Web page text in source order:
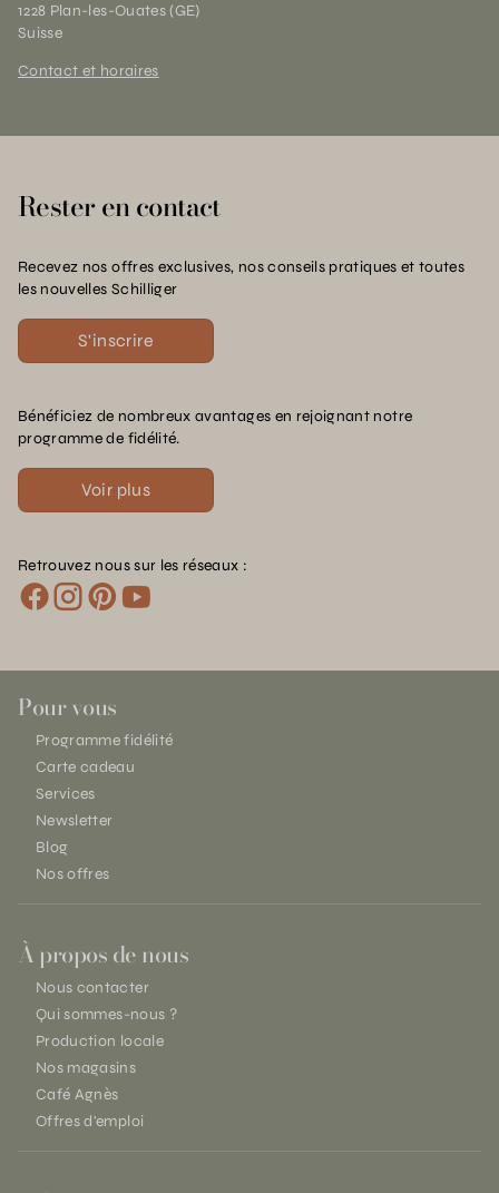
1228 Plan-les-Ouates (GE)
Suisse
Contact et horaires
Rester en contact
Recevez nos offres exclusives, nos conseils pratiques et toutes
les nouvelles Schilliger
S'inscrire
Bénéficiez de nombreux avantages en rejoignant notre
programme de fidélité.
Voir plus
Retrouvez nous sur les réseaux :
Pour vous
Programme fidélité
Carte cadeau
Services
Newsletter
Blog
Nos offres
À propos de nous
Nous contacter
Qui sommes-nous ?
Production locale
Nos magasins
Café Agnès
Offres d'emploi